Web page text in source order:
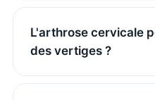
L'arthrose cervicale
des vertiges ?